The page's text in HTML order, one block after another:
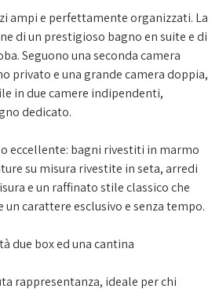
ampi e perfettamente organizzati. La
di un prestigioso bagno en suite e di
Seguono una seconda camera
privato e una grande camera doppia,
in due camere indipendenti,
dedicato.
eccellente: bagni rivestiti in marmo
su misura rivestite in seta, arredi
e un raffinato stile classico che
carattere esclusivo e senza tempo.
due box ed una cantina
rappresentanza, ideale per chi